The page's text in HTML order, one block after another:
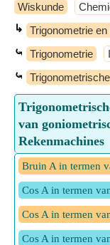
Wiskunde
↳ Trigonometrie
⤿ Trigonometrie
⤿
van
Rekenmachines
Bruin A in termen
Cos A in termen
Cos A in termen
Cos A in termen